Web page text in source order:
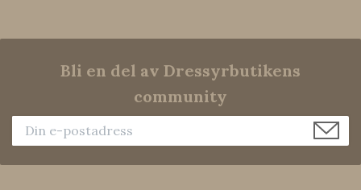
Bli en del av Dressyrbutikens
community